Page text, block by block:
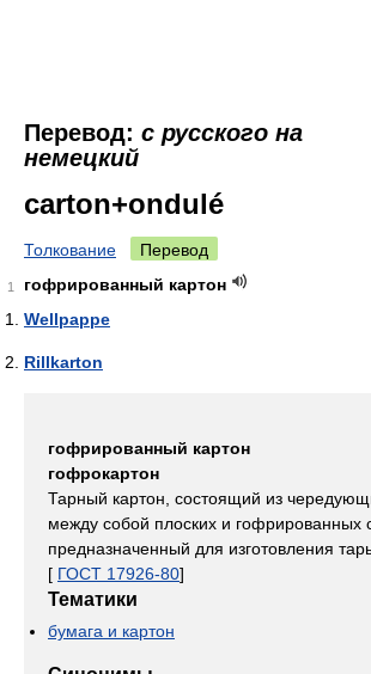
Перевод: с русского на
немецкий
carton+ondulé
Толкование Перевод
1
гофрированный картон
Wellpappe
Rillkarton
гофрированный картон
гофрокартон
Тарный картон, состоящий из
между собой плоских и гофрированных
предназначенный для изготовления
[ ГОСТ 17926-80]
Тематики
бумага и картон